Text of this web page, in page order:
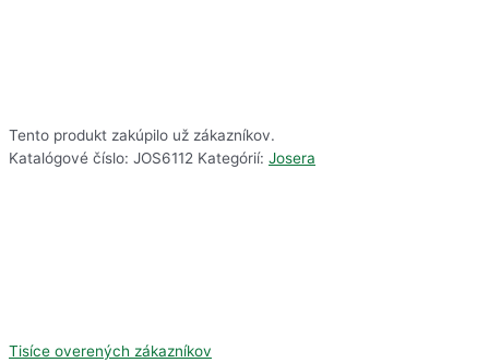
Tento produkt zakúpilo už zákazníkov.
Katalógové číslo: JOS6112 Kategórií: Josera
Tisíce overených zákazníkov